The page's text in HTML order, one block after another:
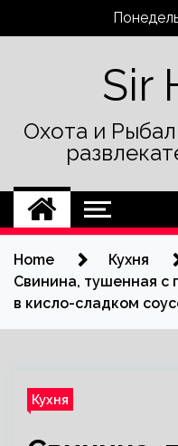
Sir
Охота и
Home
Кухня
Свинина, тушенная с
в кисло-сладком
Кухня